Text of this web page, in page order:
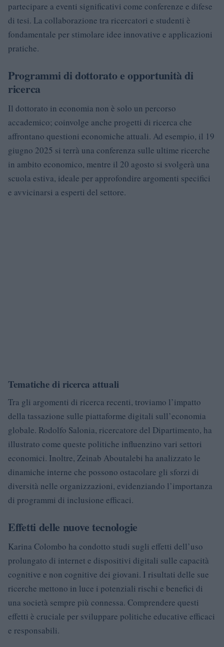
partecipare a eventi significativi come conferenze e difese
di tesi. La collaborazione tra ricercatori e studenti è
fondamentale per stimolare idee innovative e applicazioni
pratiche.
Programmi di dottorato e opportunità di
ricerca
Il dottorato in economia non è solo un percorso
accademico; coinvolge anche progetti di ricerca che
affrontano questioni economiche attuali. Ad esempio, il 19
giugno 2025 si terrà una conferenza sulle ultime ricerche
in ambito economico, mentre il 20 agosto si svolgerà una
scuola estiva, ideale per approfondire argomenti specifici
e avvicinarsi a esperti del settore.
Tematiche di ricerca attuali
Tra gli argomenti di ricerca recenti, troviamo l’impatto
della tassazione sulle piattaforme digitali sull’economia
globale. Rodolfo Salonia, ricercatore del Dipartimento, ha
illustrato come queste politiche influenzino vari settori
economici. Inoltre, Zeinab Aboutalebi ha analizzato le
dinamiche interne che possono ostacolare gli sforzi di
diversità nelle organizzazioni, evidenziando l’importanza
di programmi di inclusione efficaci.
Effetti delle nuove tecnologie
Karina Colombo ha condotto studi sugli effetti dell’uso
prolungato di internet e dispositivi digitali sulle capacità
cognitive e non cognitive dei giovani. I risultati delle sue
ricerche mettono in luce i potenziali rischi e benefici di
una società sempre più connessa. Comprendere questi
effetti è cruciale per sviluppare politiche educative efficaci
e responsabili.